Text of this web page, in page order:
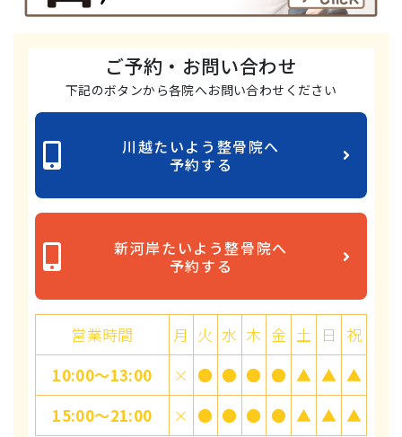
ご予約・お問い合わせ
下記のボタンから各院へお問い合わせください
川越たいよう整骨院へ
予約する
新河岸たいよう整骨院へ
予約する
営業時間 月 火 水 木 金 土 日 祝
10:00～13:00
× ● ● ● ● ▲ ▲ ▲
15:00～21:00
× ● ● ● ● ▲ ▲ ▲